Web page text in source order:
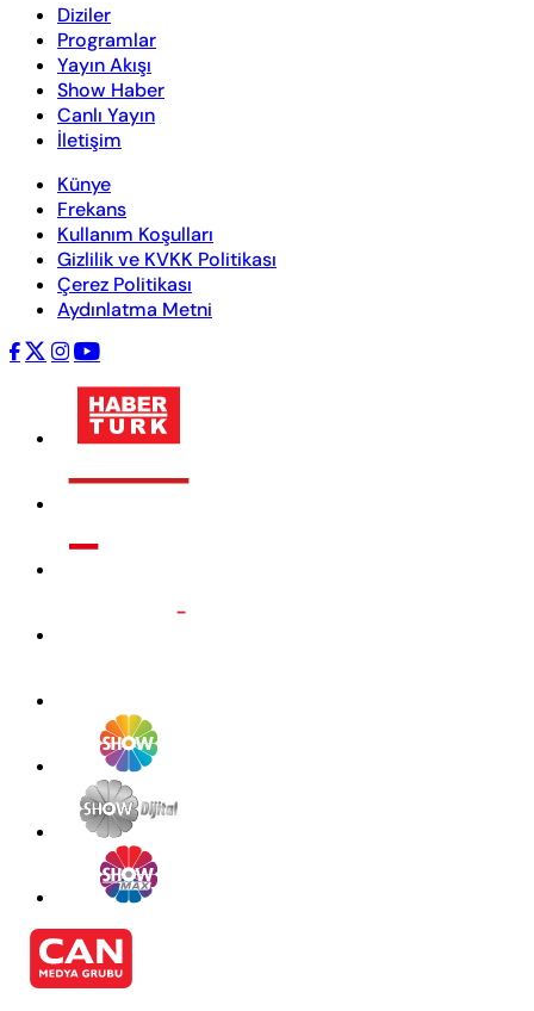
Diziler
Programlar
Yayın Akışı
Show Haber
Canlı Yayın
İletişim
Künye
Frekans
Kullanım Koşulları
Gizlilik ve KVKK Politikası
Çerez Politikası
Aydınlatma Metni